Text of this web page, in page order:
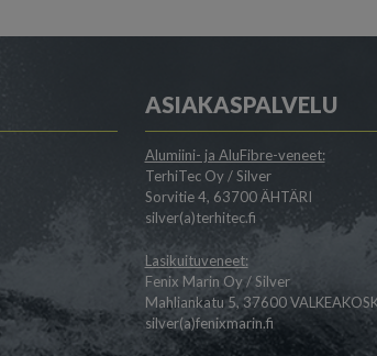
ASIAKASPALVELU
Alumiini- ja AluFibre-veneet:
TerhiTec Oy / Silver
Sorvitie 4, 63700 ÄHTÄRI
silver(a)terhitec.fi
Lasikuituveneet:
Fenix Marin Oy / Silver
Mahliankatu 5, 37600
silver(a)fenixmarin.fi